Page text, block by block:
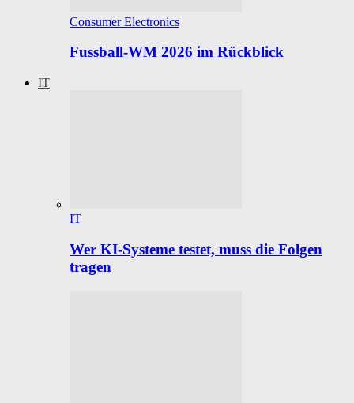
Consumer Electronics
Fussball-WM 2026 im Rückblick
IT
IT
Wer KI-Systeme testet, muss die Folgen
tragen